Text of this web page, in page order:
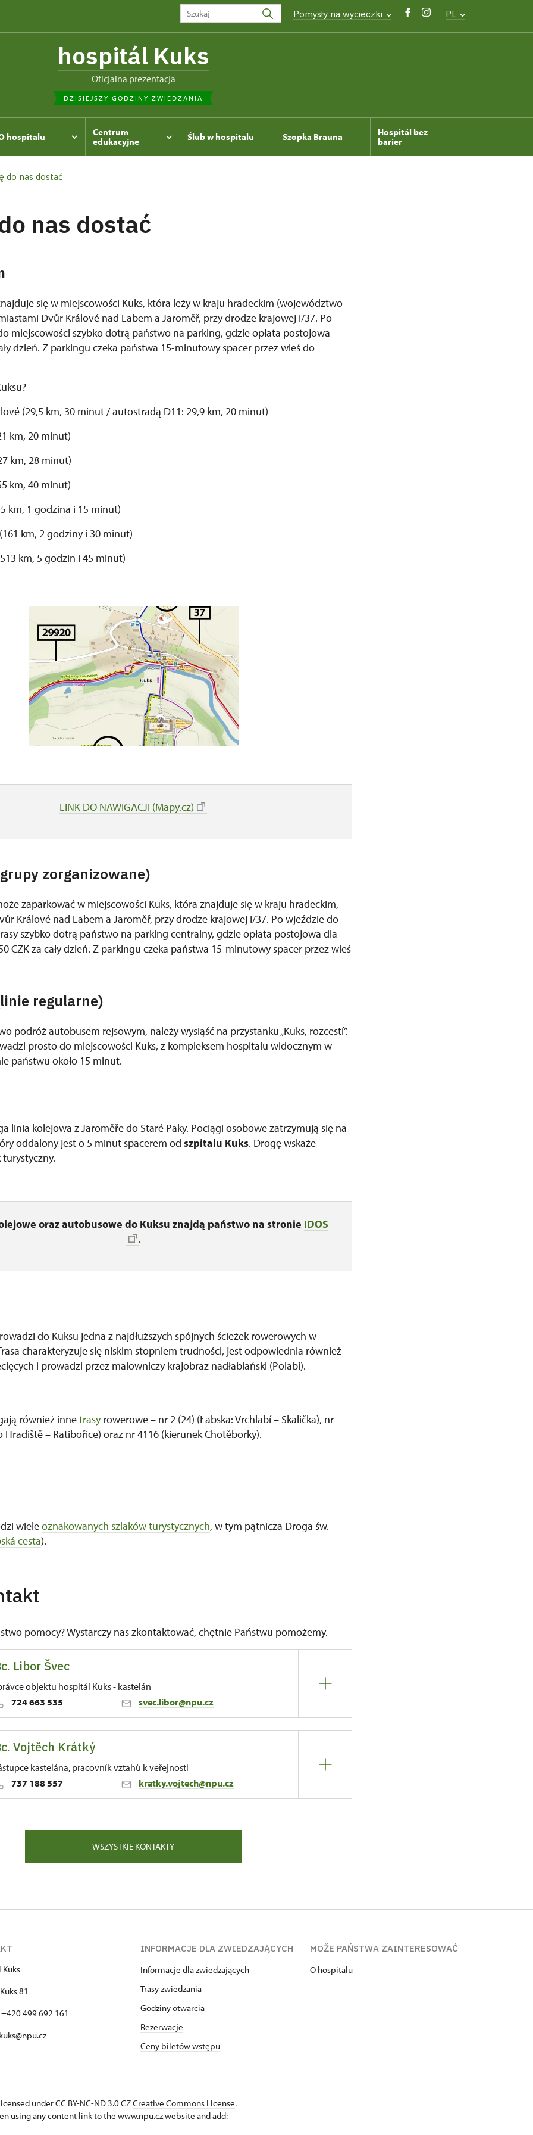
Pomysły na wycieczki PL
hospitál Kuks
Oficjalna prezentacja
DZISIEJSZY GODZINY ZWIEDZANIA
hospitalu
Centrum
edukacyjne
Ślub w hospitalu Szopka Brauna
Hospitál bez
barier
do nas dostać
nas dostać
się w miejscowości Kuks, która leży w kraju hradeckim (województwo
Dvůr Králové nad Labem a Jaroměř, przy drodze krajowej I/37. Po
miejscowości szybko dotrą państwo na parking, gdzie opłata postojowa
dzień. Z parkingu czeka państwa 15-minutowy spacer przez wieś do
(29,5 km, 30 minut / autostradą D11: 29,9 km, 20 minut)
km, 20 minut)
km, 28 minut)
km, 40 minut)
km, 1 godzina i 15 minut)
km, 2 godziny i 30 minut)
km, 5 godzin i 45 minut)
LINK DO NAWIGACJI (Mapy.cz)
zorganizowane)
zaparkować w miejscowości Kuks, która znajduje się w kraju hradeckim,
Králové nad Labem a Jaroměř, przy drodze krajowej I/37. Po wjeździe do
szybko dotrą państwo na parking centralny, gdzie opłata postojowa dla
CZK za cały dzień. Z parkingu czeka państwa 15-minutowy spacer przez wieś
regularne)
podróż autobusem rejsowym, należy wysiąść na przystanku „Kuks, rozcestí”.
prosto do miejscowości Kuks, z kompleksem hospitalu widocznym w
państwu około 15 minut.
linia kolejowa z Jaroměře do Staré Paky. Pociągi osobowe zatrzymują się na
oddalony jest o 5 minut spacerem od szpitalu Kuks. Drogę wskaże
turystyczny.
oraz autobusowe do Kuksu znajdą państwo na stronie IDOS
.
do Kuksu jedna z najdłuższych spójnych ścieżek rowerowych w
charakteryzuje się niskim stopniem trudności, jest odpowiednia również
i prowadzi przez malowniczy krajobraz nadłabiański (Polabí).
również innetrasyrowerowe – nr 2 (24) (Łabska: Vrchlabí – Skalička), nr
Hradiště – Ratibořice) oraz nr 4116 (kierunek Chotěborky).
wieleoznakowanych szlaków turystycznych, w tym pątnicza Droga św.
cesta).
pomocy? Wystarczy nas zkontaktować, chętnie Państwu pomożemy.
Libor Švec
objektu hospitál Kuks - kastelán
724 663 535
svec.libor@npu.cz
54443
Vojtěch Krátký
kastelána, pracovník vztahů k veřejnosti
737 188 557
kratky.vojtech@npu.cz
81 54443
WSZYSTKIE KONTAKTY
81
499 692 161
INFORMACJE DLA ZWIEDZAJĄCYCH
Informacje dla zwiedzających
Trasy zwiedzania
Godziny otwarcia
Rezerwacje
Ceny biletów wstępu
MOŽE PAŃSTWA ZAINTERESOWAĆ
O hospitalu
under CC BY-NC-ND 3.0 CZCreative Commons License.
using any content link to the www.npu.cz website and add: